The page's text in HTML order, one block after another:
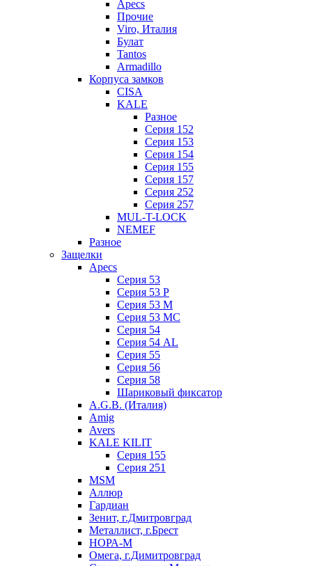
Apecs
Прочие
Viro, Италия
Булат
Tantos
Armadillo
Корпуса замков
CISA
KALE
Разное
Серия 152
Серия 153
Серия 154
Серия 155
Серия 157
Серия 252
Серия 257
MUL-T-LOCK
NEMEF
Разное
Защелки
Apecs
Серия 53
Серия 53 P
Серия 53 М
Серия 53 МC
Серия 54
Серия 54 AL
Серия 55
Серия 56
Серия 58
Шариковый фиксатор
A.G.B. (Италия)
Amig
Avers
KALE KILIT
Серия 155
Серия 251
MSM
Аллюр
Гардиан
Зенит, г.Дмитровград
Металлист, г.Брест
НОРА-М
Омега, г.Димитровград